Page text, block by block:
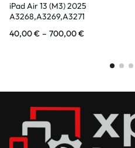
iPad Air 13 (M3) 2025
A3268,A3269,A3271
40,00€ – 700,00€